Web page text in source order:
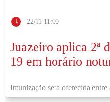
22/11 11:00
Juazeiro aplica 2ª
19 em horário
Imunização será oferecida entre